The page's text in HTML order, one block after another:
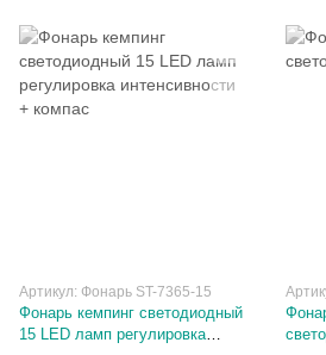
Артикул: Фонарь ST-7365-15
Фонарь кемпинг светодиодный
15 LED ламп регулировка